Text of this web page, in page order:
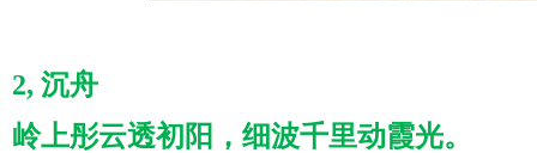
2, 沉舟
岭上彤云透初阳，细波千里动霞光。